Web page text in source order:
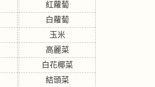
紅蘿蔔
白蘿蔔
玉米
高麗菜
白花椰菜
結頭菜